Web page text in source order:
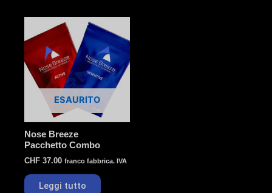
ESAURITO
Nose Breeze
Pacchetto Combo
CHF 37.00 franco fabbrica. IVA
Leggi tutto